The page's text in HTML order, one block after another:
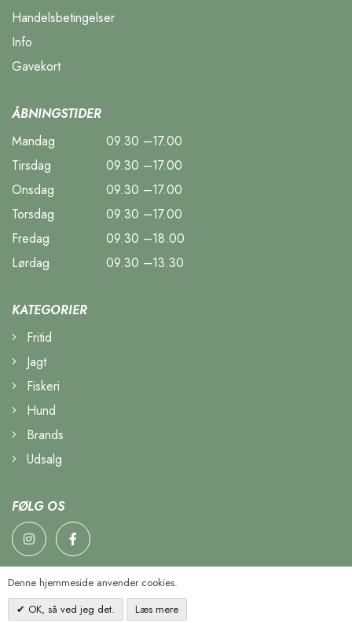
Handelsbetingelser
Info
Gavekort
ÅBNINGSTIDER
Mandag
09.30 –17.00
Tirsdag
09.30 –17.00
Onsdag
09.30 –17.00
Torsdag
09.30 –17.00
Fredag
09.30 –18.00
Lørdag
09.30 –13.30
KATEGORIER
Fritid
Jagt
Fiskeri
Hund
Brands
Udsalg
FØLG OS
Denne hjemmeside anvender cookies.
OK, så ved jeg det.
Læs mere